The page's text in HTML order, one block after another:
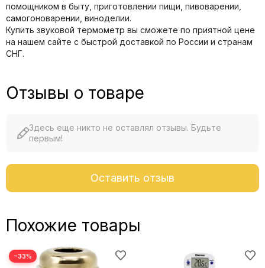
помощником в быту, приготовлении пищи, пивоварении,
самогоноварении, виноделии.
Купить звуковой термометр вы сможете по приятной цене
на нашем сайте с быстрой доставкой по России и странам
СНГ.
Отзывы о товаре
Здесь еще никто не оставлял отзывы. Будьте
первым!
Оставить отзыв
Похожие товары
−33%